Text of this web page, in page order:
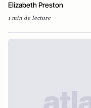
Elizabeth Preston
1 min de lecture